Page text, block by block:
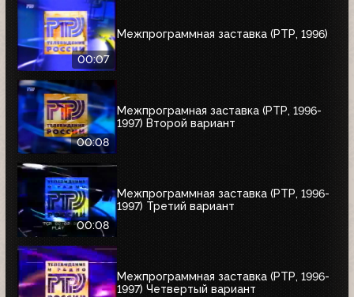
00:07
Межпрограммная заставка (РТР, 1996)
00:08
Межпрограмная заставка (РТР, 1996-
1997) Второй вариант
00:08
Межпрограммная заставка (РТР, 1996-
1997) Третий вариант
Межпрограммная заставка (РТР, 1996-
1997) Четвертый вариант